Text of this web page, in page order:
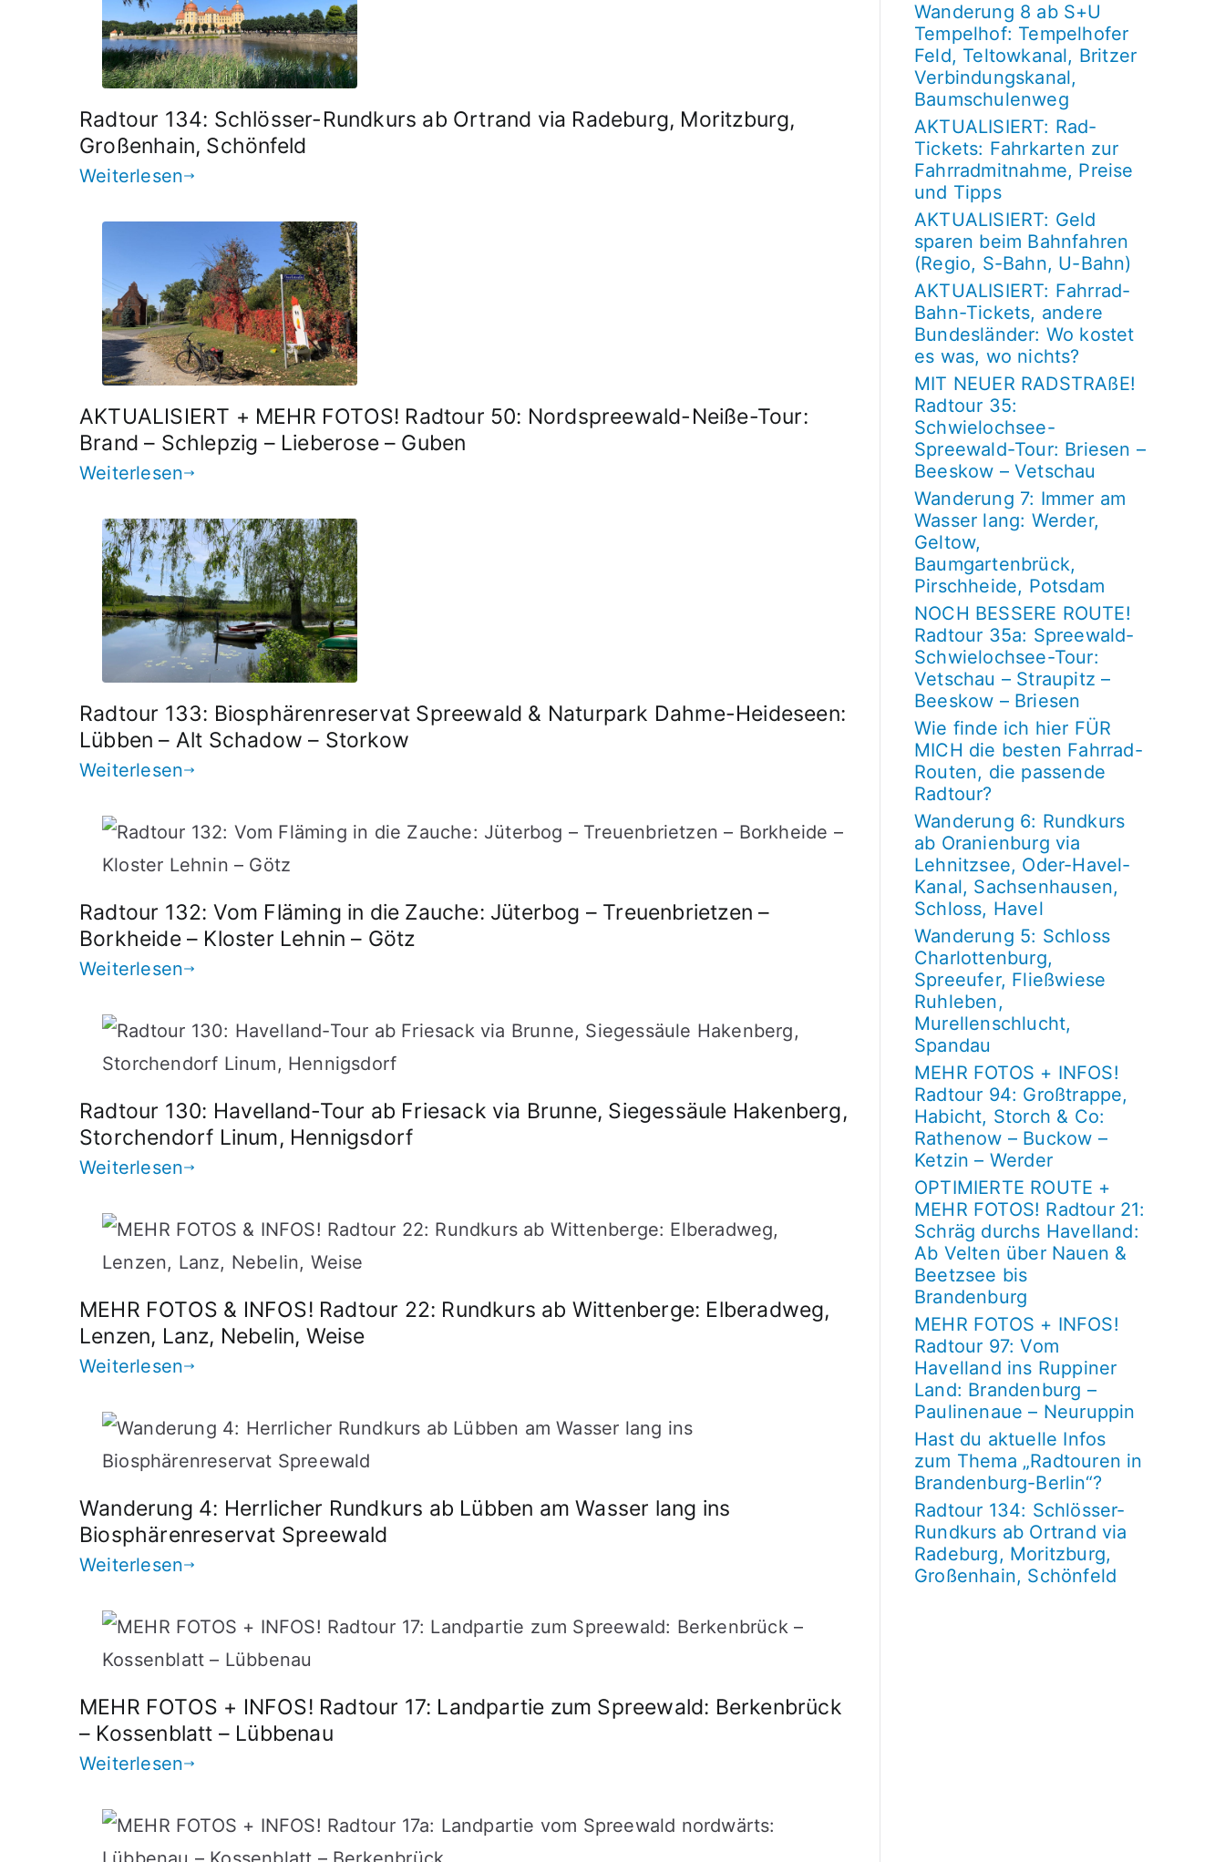
Radtour 134: Schlösser-Rundkurs ab Ortrand via Radeburg, Moritzburg,
Großenhain, Schönfeld
Weiterlesen
AKTUALISIERT + MEHR FOTOS! Radtour 50: Nordspreewald-Neiße-Tour:
Brand – Schlepzig – Lieberose – Guben
Weiterlesen
Radtour 133: Biosphärenreservat Spreewald & Naturpark Dahme-Heideseen:
Lübben – Alt Schadow – Storkow
Weiterlesen
Radtour 132: Vom Fläming in die Zauche: Jüterbog – Treuenbrietzen –
Borkheide – Kloster Lehnin – Götz
Weiterlesen
Radtour 130: Havelland-Tour ab Friesack via Brunne, Siegessäule Hakenberg,
Storchendorf Linum, Hennigsdorf
Weiterlesen
MEHR FOTOS & INFOS! Radtour 22: Rundkurs ab Wittenberge: Elberadweg,
Lenzen, Lanz, Nebelin, Weise
Weiterlesen
Wanderung 4: Herrlicher Rundkurs ab Lübben am Wasser lang ins
Biosphärenreservat Spreewald
Weiterlesen
MEHR FOTOS + INFOS! Radtour 17: Landpartie zum Spreewald: Berkenbrück
– Kossenblatt – Lübbenau
Weiterlesen
Wanderung 8 ab S+U
Tempelhof: Tempelhofer
Feld, Teltowkanal, Britzer
Verbindungskanal,
Baumschulenweg
AKTUALISIERT: Rad-
Tickets: Fahrkarten zur
Fahrradmitnahme, Preise
und Tipps
AKTUALISIERT: Geld
sparen beim Bahnfahren
(Regio, S-Bahn, U-Bahn)
AKTUALISIERT: Fahrrad-
Bahn-Tickets, andere
Bundesländer: Wo kostet
es was, wo nichts?
MIT NEUER RADSTRAßE!
Radtour 35:
Schwielochsee-
Spreewald-Tour: Briesen –
Beeskow – Vetschau
Wanderung 7: Immer am
Wasser lang: Werder,
Geltow,
Baumgartenbrück,
Pirschheide, Potsdam
NOCH BESSERE ROUTE!
Radtour 35a: Spreewald-
Schwielochsee-Tour:
Vetschau – Straupitz –
Beeskow – Briesen
Wie finde ich hier FÜR
MICH die besten Fahrrad-
Routen, die passende
Radtour?
Wanderung 6: Rundkurs
ab Oranienburg via
Lehnitzsee, Oder-Havel-
Kanal, Sachsenhausen,
Schloss, Havel
Wanderung 5: Schloss
Charlottenburg,
Spreeufer, Fließwiese
Ruhleben,
Murellenschlucht,
Spandau
MEHR FOTOS + INFOS!
Radtour 94: Großtrappe,
Habicht, Storch & Co:
Rathenow – Buckow –
Ketzin – Werder
OPTIMIERTE ROUTE +
MEHR FOTOS! Radtour 21:
Schräg durchs Havelland:
Ab Velten über Nauen &
Beetzsee bis
Brandenburg
MEHR FOTOS + INFOS!
Radtour 97: Vom
Havelland ins Ruppiner
Land: Brandenburg –
Paulinenaue – Neuruppin
Hast du aktuelle Infos
zum Thema „Radtouren in
Brandenburg-Berlin“?
Radtour 134: Schlösser-
Rundkurs ab Ortrand via
Radeburg, Moritzburg,
Großenhain, Schönfeld